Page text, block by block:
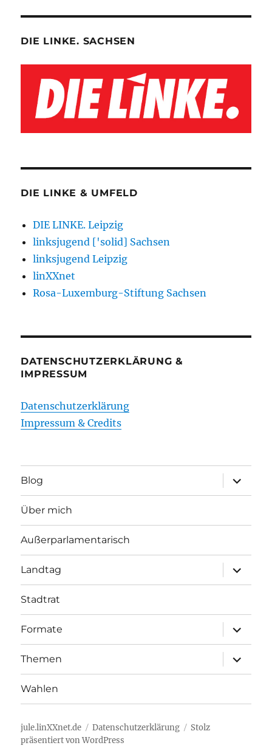
DIE LINKE. SACHSEN
DIE LINKE & UMFELD
DIE LINKE. Leipzig
linksjugend ['solid] Sachsen
linksjugend Leipzig
linXXnet
Rosa-Luxemburg-Stiftung Sachsen
DATENSCHUTZERKLÄRUNG &
IMPRESSUM
Datenschutzerklärung
Impressum & Credits
Blog
öffnen
Über mich
Außerparlamentarisch
Landtag
öffnen
Stadtrat
Formate
öffnen
Themen
öffnen
Wahlen
jule.linXXnet.de Datenschutzerklärung
Stolz
präsentiert von WordPress